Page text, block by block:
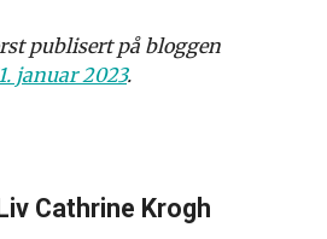
Cathrine Krogh
publisert på bloggen
januar 2023.